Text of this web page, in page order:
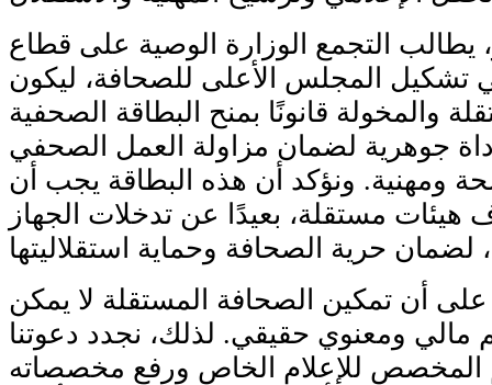
يطالب التجمع الوزارة الوصية على قطاع
تشكيل المجلس الأعلى للصحافة، ليكون
والمخولة قانونًا بمنح البطاقة الصحفية
أداة جوهرية لضمان مزاولة العمل الصحفي
ومهنية. ونؤكد أن هذه البطاقة يجب أن
مستقلة، بعيدًا عن تدخلات الجهاز
أن تمكين الصحافة المستقلة لا يمكن
ومعنوي حقيقي. لذلك، نجدد دعوتنا
المخصص للإعلام الخاص ورفع مخصصاته